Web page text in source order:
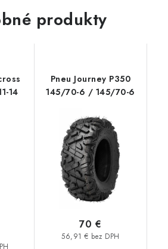
produkty
14
Pneu Journey P350
145/70-6 / 145/70-6
56,91 € bez DPH
70 €